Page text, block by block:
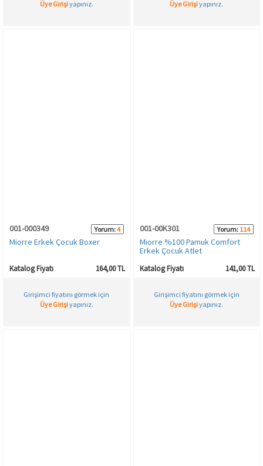
Üye Girişiyapınız. Üye Girişiyapınız.
001-000349 Yorum:4
Miorre Erkek Çocuk Boxer
Katalog Fiyatı 164,00 TL
Girişimci fiyatını görmek için
Üye Girişiyapınız.
001-00K301 Yorum: 114
Miorre %100 Pamuk Comfort
Erkek Çocuk Atlet
Katalog Fiyatı 141,00 TL
Girişimci fiyatını görmek için
Üye Girişiyapınız.